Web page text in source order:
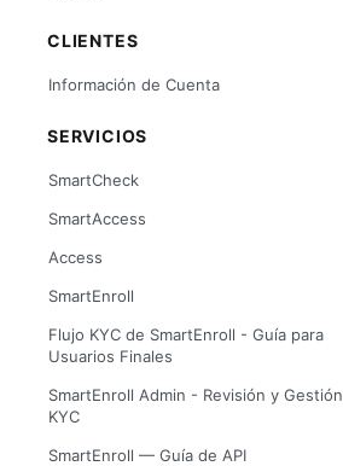
CLIENTES
Información de Cuenta
SERVICIOS
SmartCheck
SmartAccess
Access
SmartEnroll
Flujo KYC de SmartEnroll - Guía para
Usuarios Finales
SmartEnroll Admin - Revisión y Gestión
KYC
SmartEnroll — Guía de API